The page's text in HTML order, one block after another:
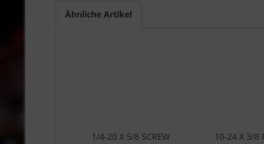
Ähnliche Artikel
1/4-20 X 5/8 SCREW
10-24 X 3/8